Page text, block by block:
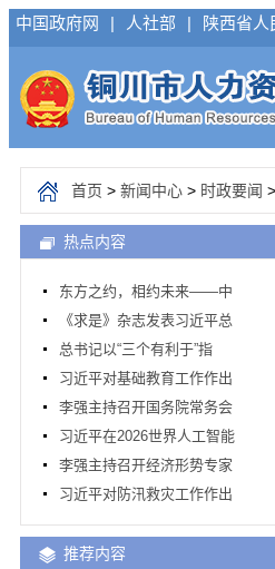
中国政府网 | 人社部 | 陕西省人
首页 > 新闻中心 > 时政要闻
热点内容
东方之约，相约未来——中
《求是》杂志发表习近平总
总书记以“三个有利于”指
习近平对基础教育工作作出
李强主持召开国务院常务会
习近平在2026世界人工智能
李强主持召开经济形势专家
习近平对防汛救灾工作作出
推荐内容